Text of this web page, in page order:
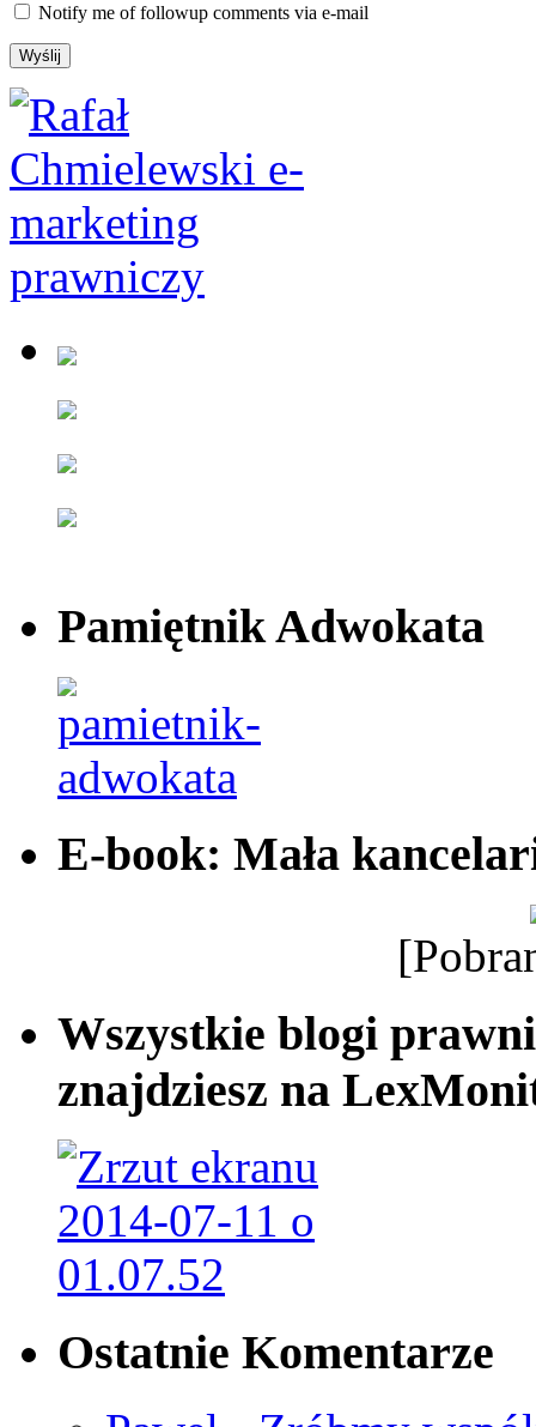
Notify me of followup comments via e-mail
Pamiętnik Adwokata
E-book: Mała
Wszystkie blogi
znajdziesz na
Ostatnie Komentarze